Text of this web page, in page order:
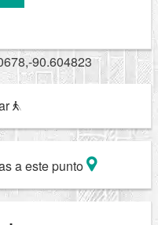
90.604823
a este punto